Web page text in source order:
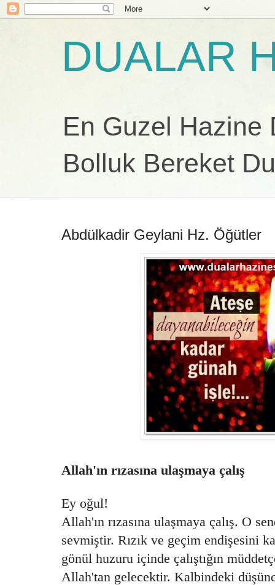
DUALAR
En Guzel Hazine
Bolluk Bereket
Abdülkadir Geylani Hz. Öğütler
Allah'ın rızasına ulaşmaya çalış
Ey oğul!
Allah'ın rızasına ulaşmaya çalış. O
sevmiştir. Rızık ve geçim endişesini
gönül huzuru içinde çalıştığın
Allah'tan gelecektir. Kalbindeki